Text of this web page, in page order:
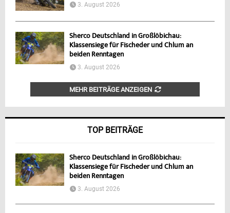
3. August 2026
Sherco Deutschland in Großlöbichau:
Klassensiege für Fischeder und Chlum an
beiden Renntagen
3. August 2026
MEHR BEITRÄGE ANZEIGEN
TOP BEITRÄGE
Sherco Deutschland in Großlöbichau:
Klassensiege für Fischeder und Chlum an
beiden Renntagen
3. August 2026